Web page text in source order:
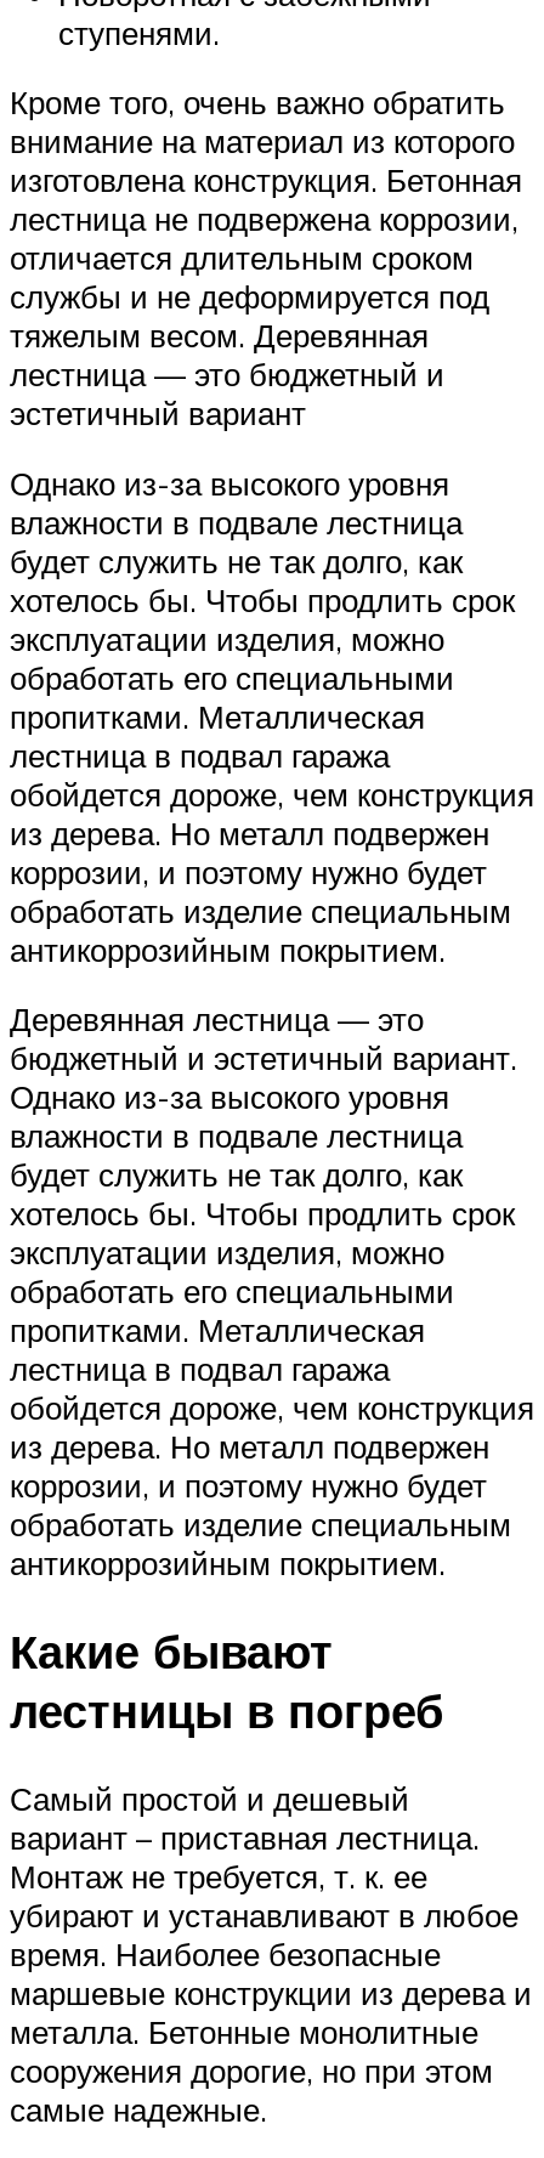
ступенями.
Кроме того, очень важно обратить
внимание на материал из которого
изготовлена конструкция. Бетонная
лестница не подвержена коррозии,
отличается длительным сроком
службы и не деформируется под
тяжелым весом. Деревянная
лестница — это бюджетный и
эстетичный вариант
Однако из-за высокого уровня
влажности в подвале лестница
будет служить не так долго, как
хотелось бы. Чтобы продлить срок
эксплуатации изделия, можно
обработать его специальными
пропитками. Металлическая
лестница в подвал гаража
обойдется дороже, чем конструкция
из дерева. Но металл подвержен
коррозии, и поэтому нужно будет
обработать изделие специальным
антикоррозийным покрытием.
Деревянная лестница — это
бюджетный и эстетичный вариант.
Однако из-за высокого уровня
влажности в подвале лестница
будет служить не так долго, как
хотелось бы. Чтобы продлить срок
эксплуатации изделия, можно
обработать его специальными
пропитками. Металлическая
лестница в подвал гаража
обойдется дороже, чем конструкция
из дерева. Но металл подвержен
коррозии, и поэтому нужно будет
обработать изделие специальным
антикоррозийным покрытием.
Какие бывают
лестницы в погреб
Самый простой и дешевый
вариант – приставная лестница.
Монтаж не требуется, т. к. ее
убирают и устанавливают в любое
время. Наиболее безопасные
маршевые конструкции из дерева и
металла. Бетонные монолитные
сооружения дорогие, но при этом
самые надежные.